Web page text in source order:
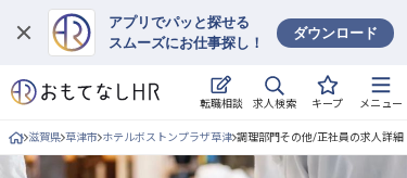
アプリでパッと探せる
スムーズにお仕事探し！
ダウンロード
転職相談 求人検索 キープ メニュー
ログイン
求人・施設を探す
滋賀県 草津市 ホテルボストンプラザ草津 調理部門その他/正社員の求人詳細